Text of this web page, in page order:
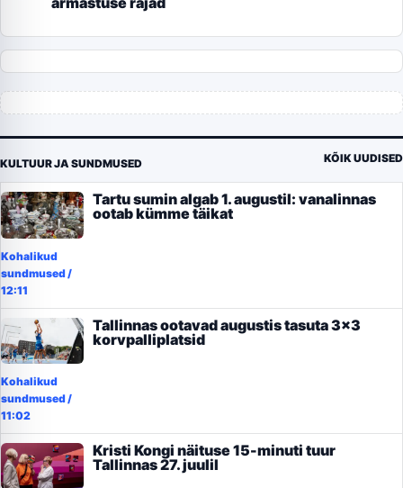
KULTUUR JA SUNDMUSED KÕIK UUDISED
Tartu sumin algab 1. augustil: vanalinnas
ootab kümme täikat
Kohalikud
sundmused/
12:11
Tallinnas ootavad augustis tasuta 3×3
korvpalliplatsid
Kohalikud
sundmused/
11:02
Kristi Kongi näituse 15-minuti tuur
Tallinnas 27. juulil